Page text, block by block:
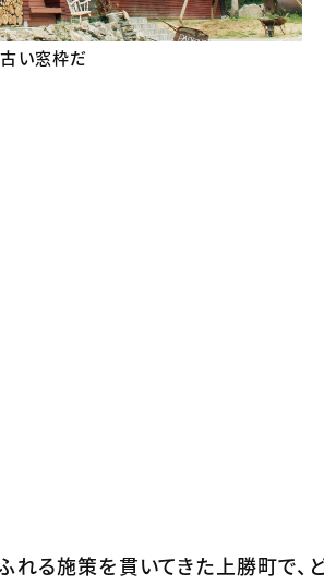
古い窓枠だ
れる施策を貫いてきた上勝町で、